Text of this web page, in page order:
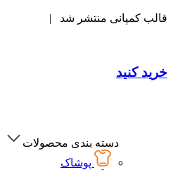
قالب کمپانی منتشر شد |
خرید کنید
دسته بندی محصولات
پوشاک